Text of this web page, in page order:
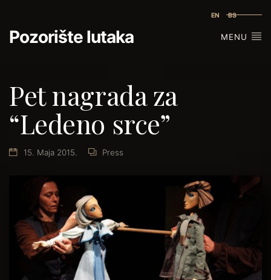
EN BS
Pozorište lutaka MENU
Pet nagrada za
“Ledeno srce”
15. Maja 2015. Press